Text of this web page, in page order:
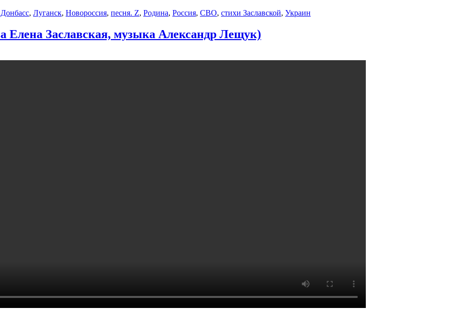
Донбасс, Луганск, Новороссия, песня. Z, Родина, Россия, СВО, стихи Заславской, Украин
Заславская, музыка Александр Лещук)